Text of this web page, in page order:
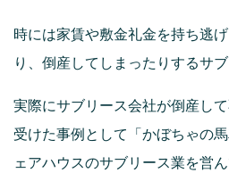
時には家賃や敷金礼金を持ち逃
り、倒産してしまったりするサ
実際にサブリース会社が倒産し
受けた事例として「かぼちゃの
ェアハウスのサブリース業を営